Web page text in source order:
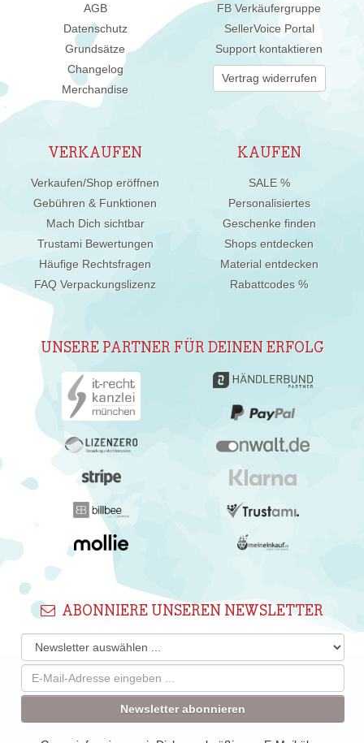
AGB
Datenschutz
Grundsätze
Changelog
Merchandise
FB Verkäufergruppe
SellerVoice Portal
Support kontaktieren
Vertrag widerrufen
VERKAUFEN
Verkaufen/Shop eröffnen
Gebühren & Funktionen
Mach Dich sichtbar
Trustami Bewertungen
Häufige Rechtsfragen
FAQ Verpackungslizenz
KAUFEN
SALE %
Personalisiertes
Geschenke finden
Shops entdecken
Material entdecken
Rabattcodes %
UNSERE PARTNER FÜR DEINEN ERFOLG
ABONNIERE UNSEREN NEWSLETTER
Newsletter abonnieren